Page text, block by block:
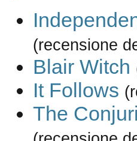
(recensione
Blair Witch
It Follows
The